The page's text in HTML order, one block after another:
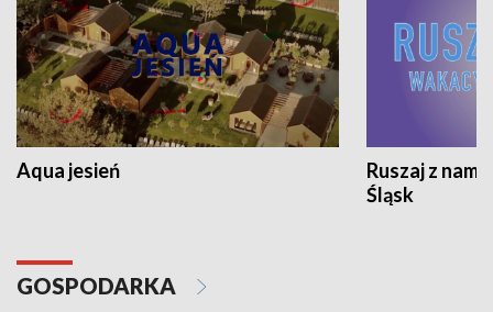
Aqua jesień
Ruszaj z
Śląsk
GOSPODARKA